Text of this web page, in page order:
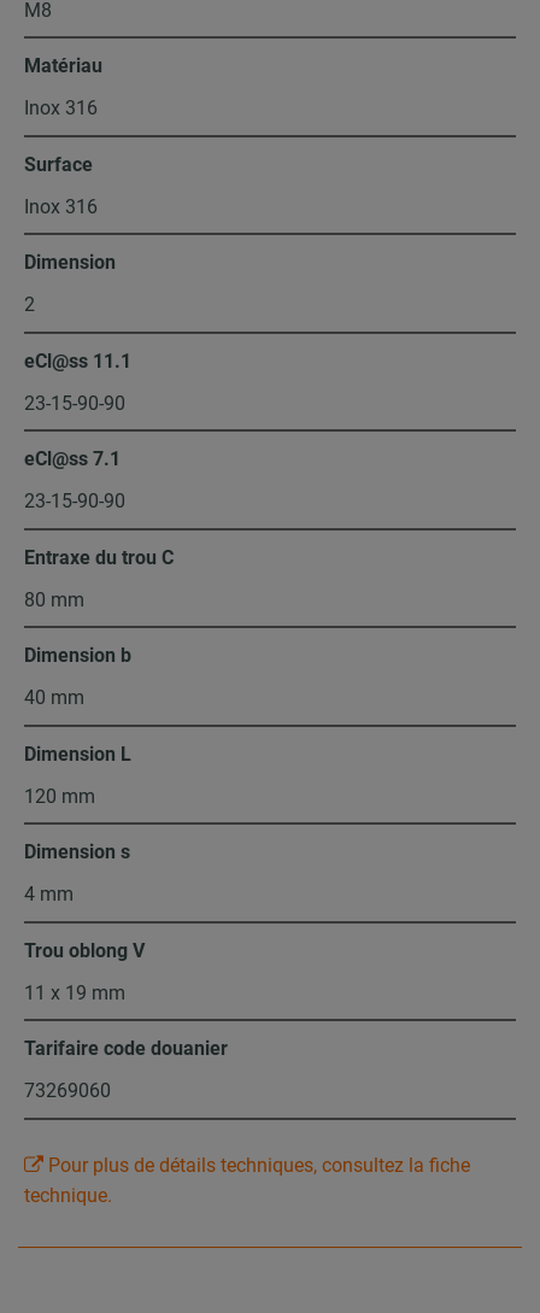
M8
Matériau
Inox 316
Surface
Inox 316
Dimension
2
eCl@ss 11.1
23-15-90-90
eCl@ss 7.1
23-15-90-90
Entraxe du trou C
80 mm
Dimension b
40 mm
Dimension L
120 mm
Dimension s
4 mm
Trou oblong V
11 x 19 mm
Tarifaire code douanier
73269060
Pour plus de détails techniques, consultez la fiche
technique.